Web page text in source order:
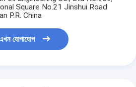
Square No.21 Jinshui Road
P.R. China
যোগাযোগ